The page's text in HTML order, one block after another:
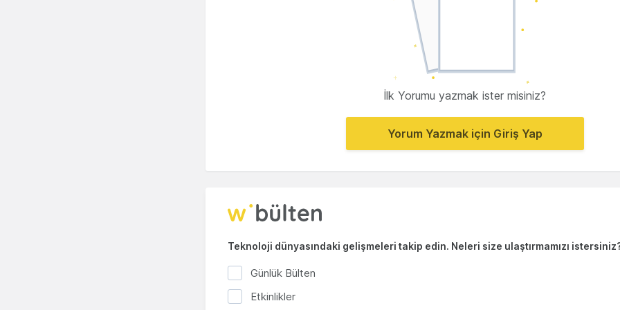
İlk Yorumu yazmak ister misiniz?
Yorum Yazmak için Giriş Yap
Teknoloji dünyasındaki gelişmeleri takip edin. Neleri size ulaştırmamızı
Günlük Bülten
Etkinlikler